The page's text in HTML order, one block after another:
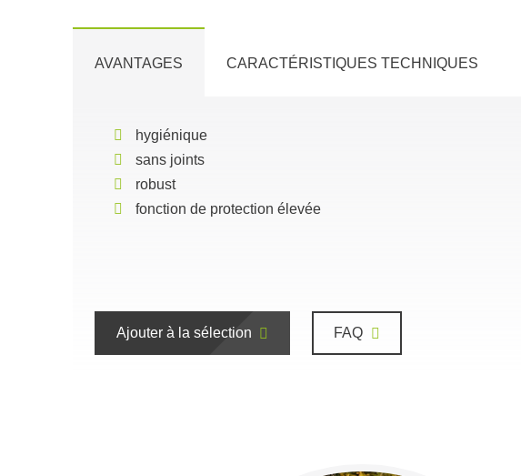
AVANTAGES CARACTÉRISTIQUES TECHNIQUES
hygiénique
sans joints
robust
fonction de protection élevée
Ajouter à la sélection FAQ